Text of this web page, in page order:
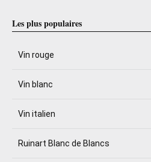
Les plus populaires
Vin rouge
Vin blanc
Vin italien
Ruinart Blanc de Blancs